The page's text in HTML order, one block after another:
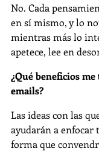
No. Cada
en sí mismo, y lo
mientras más lo
apetece, lee en
¿Qué beneficios
emails?
Las ideas con las
ayudarán a enfocar
forma que